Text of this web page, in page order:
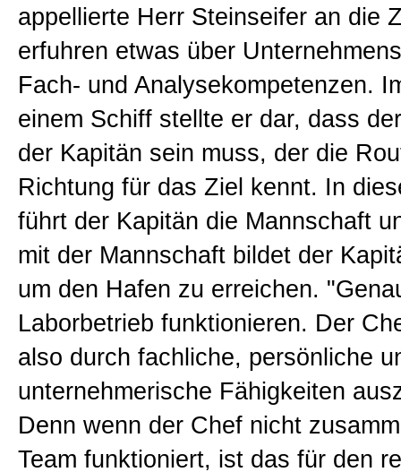
appellierte Herr Steinseifer an die
erfuhren etwas über
Fach- und Analysekompetenzen.
einem Schiff stellte er dar, dass
der Kapitän sein muss, der die
Richtung für das Ziel kennt. In
führt der Kapitän die Mannschaft
mit der Mannschaft bildet der
um den Hafen zu erreichen.
Laborbetrieb funktionieren. Der
also durch fachliche, persönliche
unternehmerische Fähigkeiten
Denn wenn der Chef nicht
Team funktioniert, ist das für den